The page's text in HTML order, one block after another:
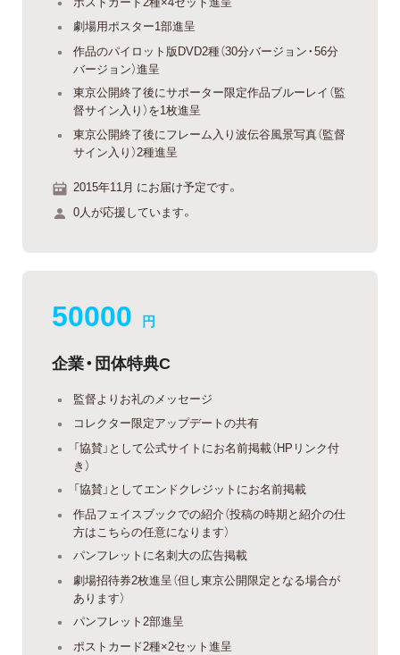
劇場用ポスター1部進呈
作品のパイロット版DVD2種（30分バージョン・56分
バージョン）進呈
東京公開終了後にサポーター限定作品ブルーレイ（監
督サイン入り）を1枚進呈
東京公開終了後にフレーム入り波伝谷風景写真（監督
サイン入り）2種進呈
2015年11月 にお届け予定です。
0人が応援しています。
50000 円
企業・団体特典C
監督よりお礼のメッセージ
コレクター限定アップデートの共有
「協賛」として公式サイトにお名前掲載（HPリンク付
き）
「協賛」としてエンドクレジットにお名前掲載
作品フェイスブックでの紹介（投稿の時期と紹介の仕
方はこちらの任意になります）
パンフレットに名刺大の広告掲載
劇場招待券2枚進呈（但し東京公開限定となる場合が
あります）
パンフレット2部進呈
ポストカード2種×2セット進呈